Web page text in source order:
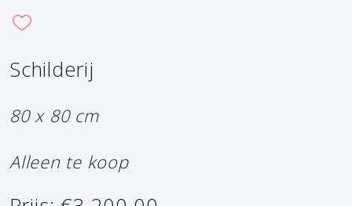
Schilderij
80 x 80 cm
Alleen te koop